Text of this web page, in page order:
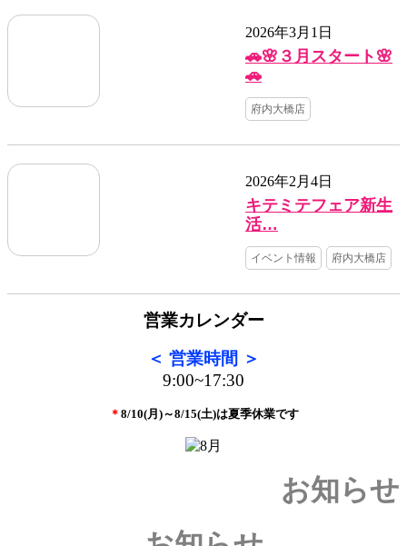
2026年3月1日
🚗🌸３月スタート🌸
🚗
府内大橋店
2026年2月4日
キテミテフェア新生
活…
イベント情報 府内大橋店
営業カレンダー
＜ 営業時間 ＞
9:00~17:30
＊ 8/10(月)～8/15(土)は夏季休業です
お知らせ